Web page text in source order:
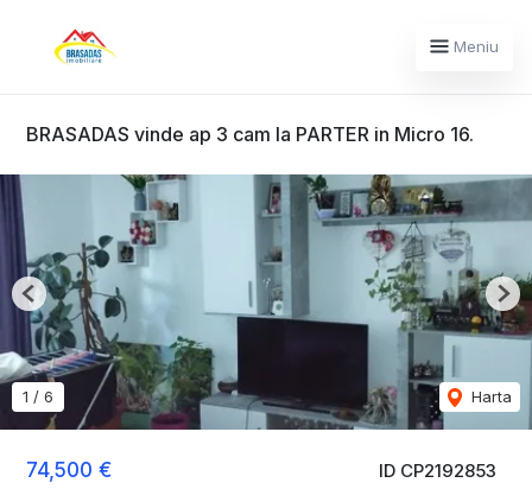
Meniu
BRASADAS vinde ap 3 cam la PARTER in Micro 16.
ID CP2192853
74,500 €
1 / 6 Harta
Previous